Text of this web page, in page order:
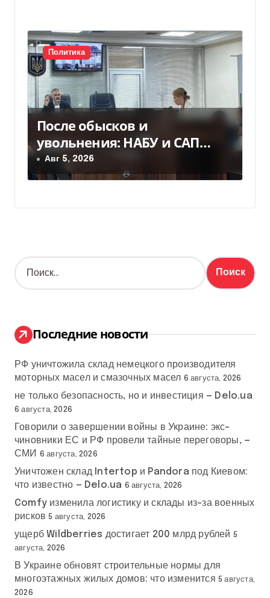
Политика
После обысков и
увольнения: НАБУ и САП
вручили новое подозрение
Ольге Стефанишиной
Авг 5, 2026
Н
а
:
Последние новости
РФ уничтожила склад немецкого производителя
моторных масел и смазочных масел 6 августа, 2026
не только безопасность, но и инвестиция — Delo.ua
6 августа, 2026
Говорили о завершении войны в Украине: экс-
чиновники ЕС и РФ провели тайные переговоры, —
СМИ
6 августа, 2026
Уничтожен склад Intertop и Pandora под Киевом:
что известно — Delo.ua 6 августа, 2026
Comfy изменила логистику и склады из-за военных
рисков 5 августа, 2026
ущерб Wildberries достигает 200 млрд рублей 5
августа, 2026
В Украине обновят строительные нормы для
многоэтажных жилых домов: что изменится 5 августа,
2026